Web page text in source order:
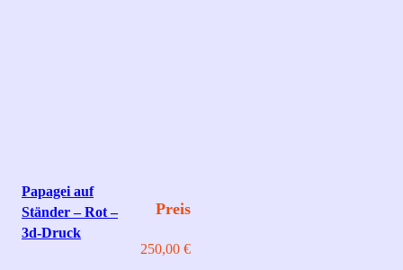
Papagei auf
Ständer – Rot –
3d-Druck
Preis
250,00€